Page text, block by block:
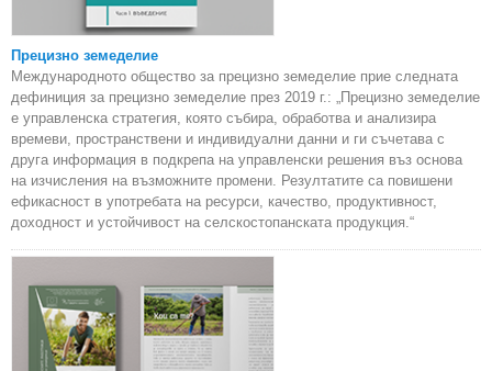
Прецизно земеделие
Международното общество за прецизно земеделие прие следната
дефиниция за прецизно земеделие през 2019 г.: „Прецизно земеделие
е управленска стратегия, която събира, обработва и анализира
времеви, пространствени и индивидуални данни и ги съчетава с
друга информация в подкрепа на управленски решения въз основа
на изчисления на възможните промени. Резултатите са повишени
ефикасност в употребата на ресурси, качество, продуктивност,
доходност и устойчивост на селскостопанската продукция.“